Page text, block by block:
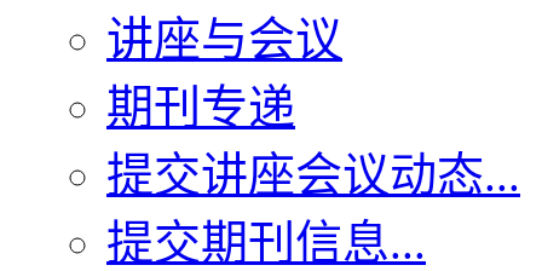
讲座与会议
期刊专递
提交讲座会议动态...
提交期刊信息...